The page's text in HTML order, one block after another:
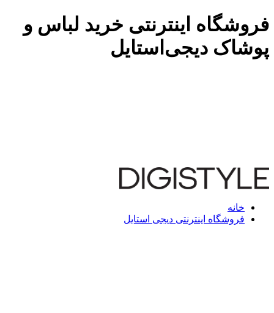
فروشگاه اینترنتی خرید لباس و
پوشاک دیجی‌استایل
خانه
فروشگاه اینترنتی دیجی استایل